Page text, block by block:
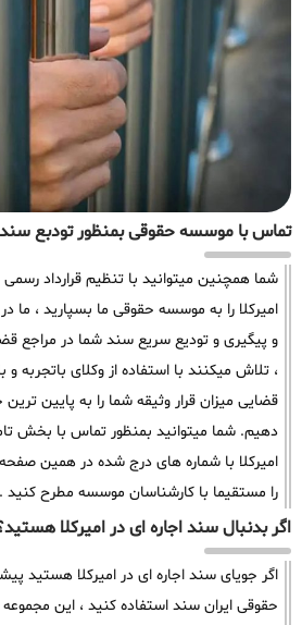
تماس با موسسه حقوقی بمنظور تودبع سند
شما همچنین میتوانید با تنظیم قرارداد رسمی
امیرکلا را به موسسه حقوقی ما بسپارید ،
و پیگیری و تودیع سریع سند شما در مراجع
، تلاش میکنند با استفاده از وکلای باتجربه و
قضایی میزان قرار وثیقه شما را به پایین
دهیم. شما میتوانید بمنظور تماس با بخش
امیرکلا با شماره های درج شده در همین
را مستقیما با کارشناسان موسسه مطرح کنید .
اگر بدنبال سند اجاره ای در امیرکلا
اگر جویای سند اجاره ای در امیرکلا هستید
حقوقی ایران سند استفاده کنید ، این مجموعه